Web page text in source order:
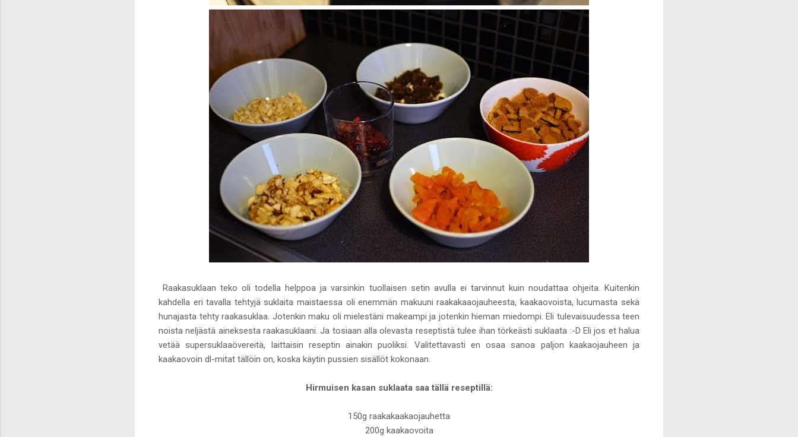
Raakasuklaan teko oli todella helppoa ja varsinkin tuollaisen setin avulla ei tarvinnut kuin noudattaa ohjeita. Kuitenkin
kahdella eri tavalla tehtyjä suklaita maistaessa oli enemmän makuuni raakakaaojauheesta, kaakaovoista, lucumasta sekä
hunajasta tehty raakasuklaa. Jotenkin maku oli mielestäni makeampi ja jotenkin hieman miedompi. Eli tulevaisuudessa teen
noista neljästä aineksesta raakasuklaani. Ja tosiaan alla olevasta reseptistä tulee ihan törkeästi suklaata :-D Eli jos et halua
vetää supersuklaaövereitä, laittaisin reseptin ainakin puoliksi. Valitettavasti en osaa sanoa paljon kaakaojauheen ja
kaakaovoin dl-mitat tällöin on, koska käytin pussien sisällöt kokonaan.
Hirmuisen kasan suklaata saa tällä reseptillä:
150g raakakaakaojauhetta
200g kaakaovoita